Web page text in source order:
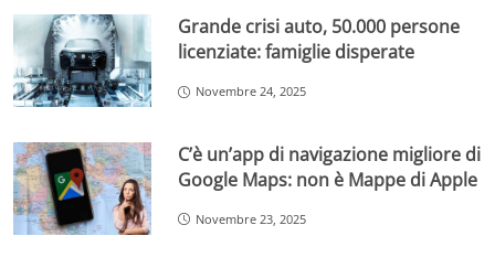
Grande crisi auto, 50.000 persone
licenziate: famiglie disperate
Novembre 24, 2025
C’è un’app di navigazione migliore di
Google Maps: non è Mappe di Apple
Novembre 23, 2025